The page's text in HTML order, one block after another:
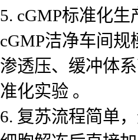
5. cGMP标准化
cGMP洁净车间
渗透压、缓冲体
准化实验 。
6. 复苏流程简单